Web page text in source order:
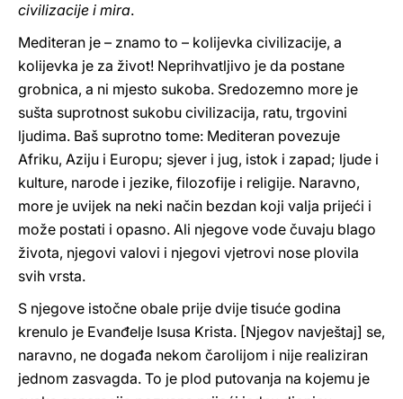
civilizacije i mira.
Mediteran je – znamo to – kolijevka civilizacije, a
kolijevka je za život! Neprihvatljivo je da postane
grobnica, a ni mjesto sukoba. Sredozemno more je
sušta suprotnost sukobu civilizacija, ratu, trgovini
ljudima. Baš suprotno tome: Mediteran povezuje
Afriku, Aziju i Europu; sjever i jug, istok i zapad; ljude i
kulture, narode i jezike, filozofije i religije. Naravno,
more je uvijek na neki način bezdan koji valja prijeći i
može postati i opasno. Ali njegove vode čuvaju blago
života, njegovi valovi i njegovi vjetrovi nose plovila
svih vrsta.
S njegove istočne obale prije dvije tisuće godina
krenulo je Evanđelje Isusa Krista. [Njegov navještaj] se,
naravno, ne događa nekom čarolijom i nije realiziran
jednom zasvagda. To je plod putovanja na kojemu je